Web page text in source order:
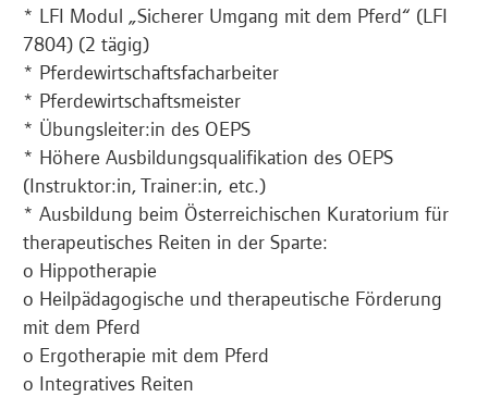
* LFI Modul „Sicherer Umgang mit dem Pferd“ (LFI
7804) (2 tägig)
* Pferdewirtschaftsfacharbeiter
* Pferdewirtschaftsmeister
* Übungsleiter:in des OEPS
* Höhere Ausbildungsqualifikation des OEPS
(Instruktor:in, Trainer:in, etc.)
* Ausbildung beim Österreichischen Kuratorium für
therapeutisches Reiten in der Sparte:
o Hippotherapie
o Heilpädagogische und therapeutische Förderung
mit dem Pferd
o Ergotherapie mit dem Pferd
o Integratives Reiten